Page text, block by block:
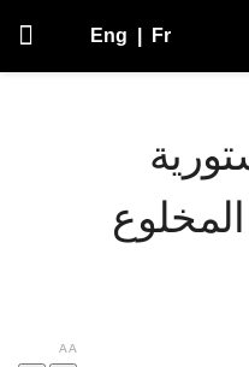
Eng Fr
AA